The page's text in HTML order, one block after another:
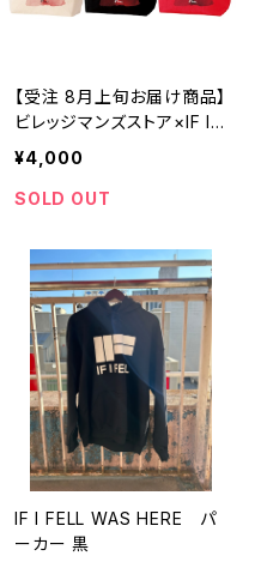
【受注 8月上旬お届け商品】
ビレッジマンズストア×IF I F
ELL トートバッグ
¥4,000
SOLD OUT
IF I FELL WAS HERE パ
ーカー 黒